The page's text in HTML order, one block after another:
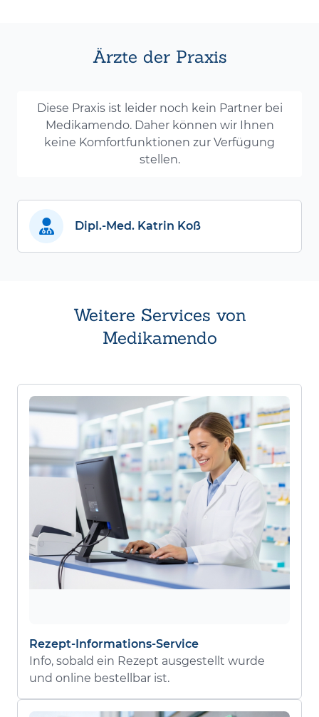
Ärzte der Praxis
Diese Praxis ist leider noch kein Partner bei
Medikamendo. Daher können wir Ihnen
keine Komfortfunktionen zur Verfügung
stellen.
Dipl.-Med. Katrin Koß
Weitere Services von
Medikamendo
Rezept-Informations-Service
Info, sobald ein Rezept ausgestellt wurde
und online bestellbar ist.